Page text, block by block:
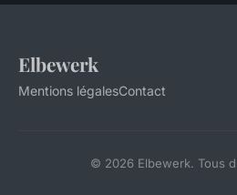
Elbewerk
Mentions légalesContact
© 2026 Elbewerk. Tous